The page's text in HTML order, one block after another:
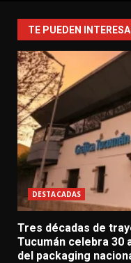
TE PUEDEN
DESTACADAS
Tres décadas de
Tucumán celebra 30
del packaging